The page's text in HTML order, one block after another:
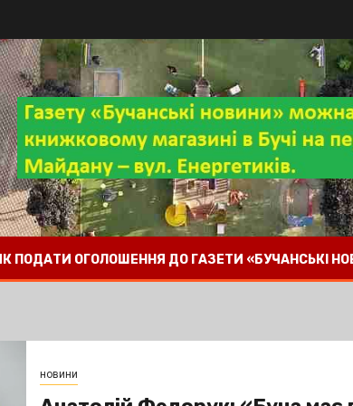
ПОДАТИ ОГОЛОШЕННЯ ДО ГАЗЕТИ «БУЧАНСЬКІ
новини